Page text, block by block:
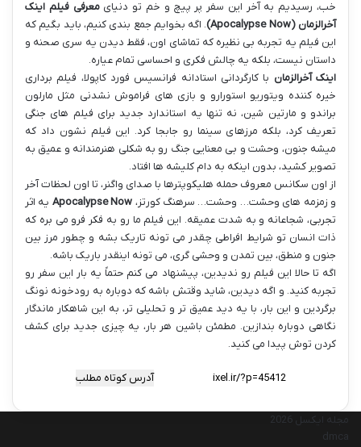
خب، رسیدیم به آخر این سفر پر پیچ و خم تو دنیایمعرفی فیلم اینک
آخرالزمان (Apocalypse Now)
. اگه بخوایم جمع بندی کنیم، باید بگیم که
این فیلم یه تجربه بی نظیره که تماشای اون، فقط دیدن یه سری صحنه و
داستان نیست، بلکه یه چالش فکری و احساسی تمام عیاره.
اینک آخرالزمان با کارگردانی استادانه فرانسیس فورد کاپولا، فیلم برداری
خیره کننده ویتوریو استورارو و بازی های فراموش نشدنی مثل مارلون
براندو و مارتین شین، نه تنها یه استاندارد جدید برای فیلم های جنگی
تعریف کرد، بلکه مرزهای سینما رو جابجا کرد. این فیلم نشون داد که
میشه جنون، وحشت و بی معنایی جنگ رو به شکلی هنرمندانه و عمیق به
تصویر کشید، بدون اینکه به دام کلیشه ها افتاد.
از اون سکانس معروف حمله هلیکوپترها با صدای واگنر، تا اون لحظات آخر
و زمزمه های وحشت… وحشت… سرهنگ کورتز، Apocalypse Now یه اثر
تجربی، شجاعانه و به شدت عمیقه. این فیلم ما رو به فکر فرو می بره که
ذات انسان تو شرایط افراطی چقدر می تونه تاریک بشه و چطور مرز بین
جنون و منطق، بین تمدن و وحشی گری، می تونه اینقدر باریک باشه.
اگه تا حالا این فیلم رو ندیدین، پیشنهاد می کنم حتماً یه بار این سفر رو
تجربه کنید. و اگه دیدین، شاید وقتش باشه که دوباره به رودخونه نونگ
برگردین و این بار، با یه دید عمیق تر و تحلیلی تر، به این شاهکار ماندگار
نگاهی دوباره بندازین. مطمئن باشین هر بار، یه چیزی جدید برای کشف
کردن توش پیدا می کنید.
آدرس کوتاه مطلب
مجله ایکسل 2026
dmca